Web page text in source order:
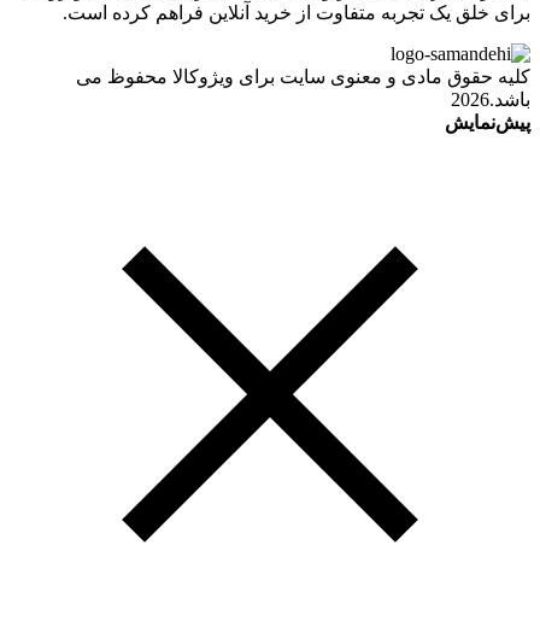
برای خلق یک تجربه متفاوت از خرید آنلاین فراهم کرده است.
کلیه حقوق مادی و معنوی سایت برای ویژوکالا محفوظ می
باشد.2026
پیش‌نمایش